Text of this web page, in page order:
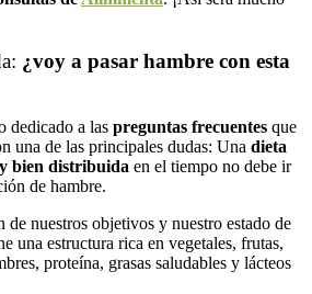
¿voy a pasar hambre con esta
dedicado a las preguntas frecuentes que
una de las principales dudas: Una dieta
bien distribuida en el tiempo no debe ir
de hambre.
de nuestros objetivos y nuestro estado de
una estructura rica en vegetales, frutas,
proteína, grasas saludables y lácteos